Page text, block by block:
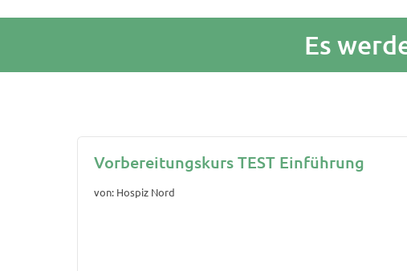
Es
Vorbereitungskurs TEST Einführung
von: Hospiz Nord